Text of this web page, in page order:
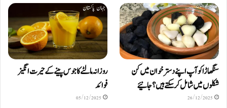
سنگھاڑا کو آپ اپنے دستر خوان میں کن
شکلوں میں شامل کرسکتے ہیں ؟ جانیئے
26/12/2025
روزانہ مالٹے کا جوس پینے کے حیرت انگیز
فوائد
05/12/2025